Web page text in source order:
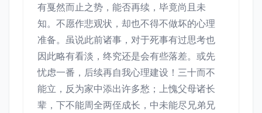
有戛然而止之势，能否再续，毕竟尚且未
知。不愿作悲观状，却也不得不做坏的心理
准备。虽说此前诸事，对于死事有过思考也
因此略有看淡，终究还是会有些落差。或先
忧虑一番，后续再自我心理建设！三十而不
能立，反为家中添出许多愁；上愧父母诸长
辈，下不能周全两侄成长，中未能尽兄弟兄